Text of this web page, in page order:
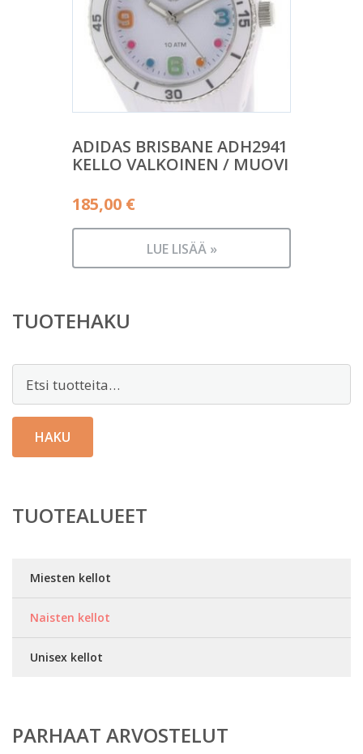
ADIDAS BRISBANE ADH2941
KELLO VALKOINEN / MUOVI
185,00 €
LUE LISÄÄ »
TUOTEHAKU
HAKU
TUOTEALUEET
Miesten kellot
Naisten kellot
Unisex kellot
PARHAAT ARVOSTELUT